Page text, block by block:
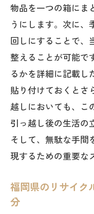
物品を一つの箱にま
うにします。次に、
回しにすることで、
整えることが可能で
るかを詳細に記載し
貼り付けておくとさ
越しにおいても、こ
引っ越し後の生活の
そして、無駄な手間
現するための重要な
福岡県のリサイク
分